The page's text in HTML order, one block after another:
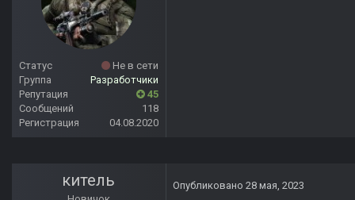
Статус
Не в сети
Группа
Разработчики
Репутация
45
Сообщений
118
Регистрация
04.08.2020
китель Опубликовано 28 мая, 2023